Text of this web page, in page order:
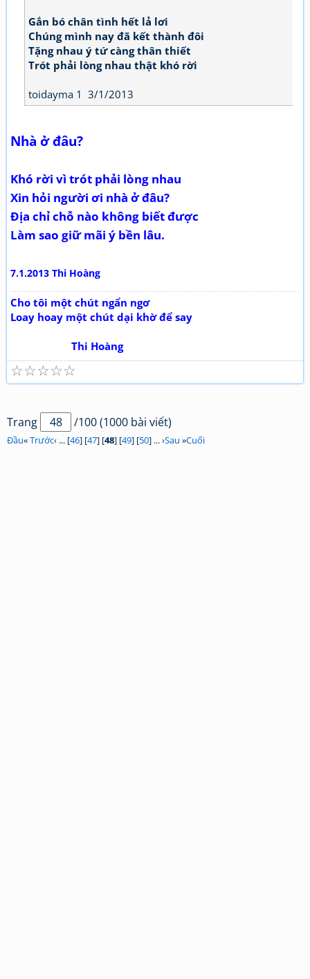
Gắn bó chân tình hết lả lơi
Chúng mình nay đã kết thành đôi
Tặng nhau ý tứ càng thân thiết
Trót phải lòng nhau thật khó rời
toidayma 1 3/1/2013
Nhà ở đâu?
Khó rời vì trót phải lòng nhau
Xin hỏi người ơi nhà ở đâu?
Địa chỉ chỗ nào không biết được
Làm sao giữ mãi ý bền lâu.
7.1.2013 Thi Hoàng
Cho tôi một chút ngẩn ngơ
Loay hoay một chút dại khờ để say
Thi Hoàng
☆
☆
☆
☆
☆
Trang /100 (1000 bài viết)
Đầu«Trước‹ ... [46] [47] [48] [49] [50] ... ›Sau »Cuối